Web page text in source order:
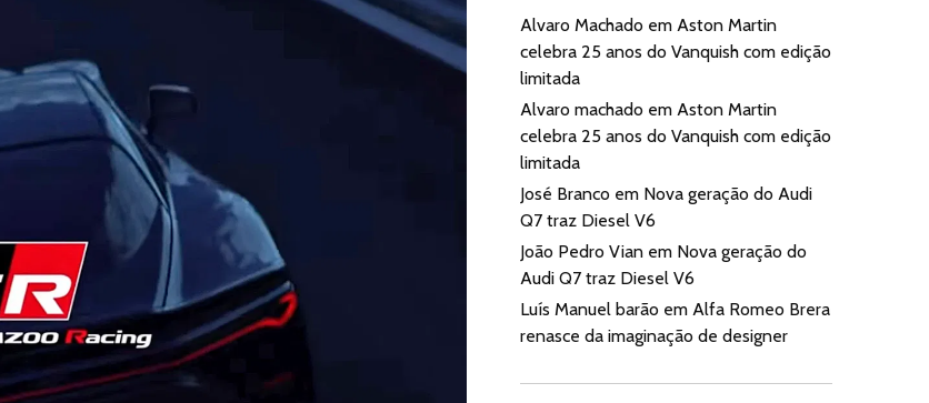
Alvaro Machado emAston Martin
celebra 25 anos do Vanquish com edição
limitada
Alvaro machado emAston Martin
celebra 25 anos do Vanquish com edição
limitada
José Branco em Nova geração do Audi
Q7 traz Diesel V6
João Pedro Vian em Nova geração do
Audi Q7 traz Diesel V6
Luís Manuel barão emAlfa Romeo Brera
renasce da imaginação de designer